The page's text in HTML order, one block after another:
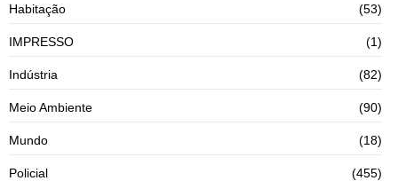
Habitação (53)
IMPRESSO (1)
Indústria (82)
Meio Ambiente (90)
Mundo (18)
Policial (455)